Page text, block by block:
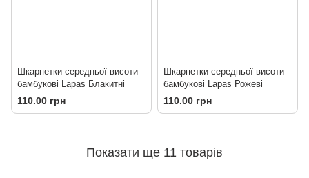
Шкарпетки середньої висоти
бамбукові Lapas Блакитні
110.00 грн
Шкарпетки середньої висоти
бамбукові Lapas Рожеві
110.00 грн
Показати ще 11 товарів